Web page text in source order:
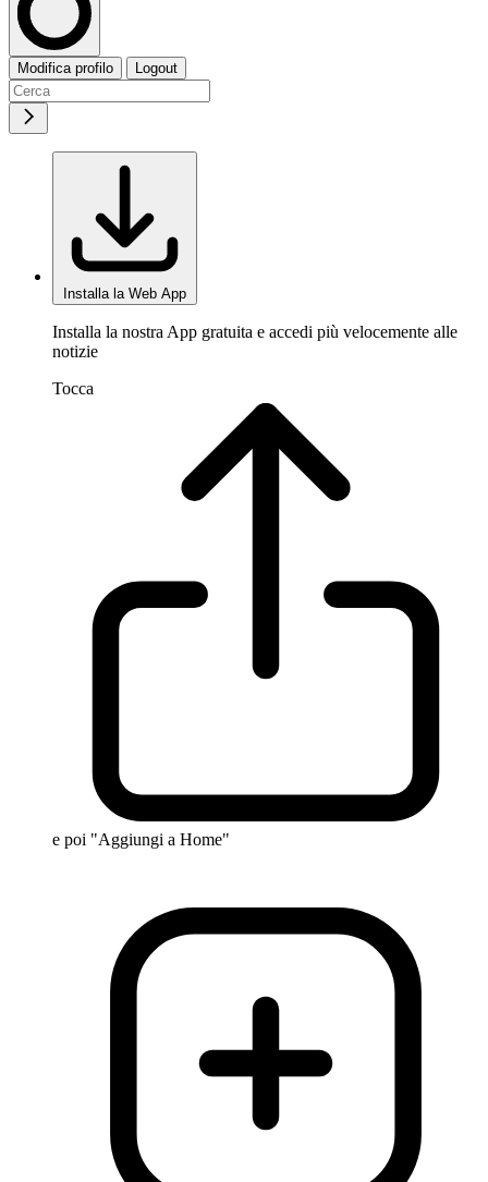
Modifica profilo Logout
Installa la Web App
Installa la nostra App gratuita e accedi più velocemente alle
notizie
Tocca
e poi "Aggiungi a Home"